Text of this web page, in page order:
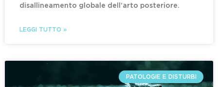
disallineamento globale dell’arto posteriore.
LEGGI TUTTO »
PATOLOGIE E DISTURBI